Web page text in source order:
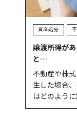
資産処分
譲渡所得が
と…
不動産や株
生した場合
はどのよう